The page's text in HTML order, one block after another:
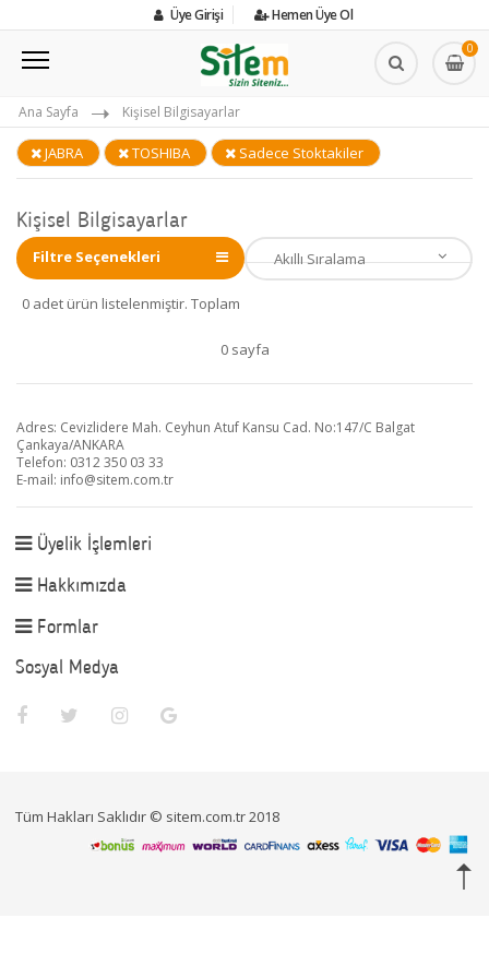
Üye Girişi Hemen Üye Ol
0
Ana Sayfa Kişisel Bilgisayarlar
JABRA TOSHIBA Sadece Stoktakiler
Kişisel Bilgisayarlar
Filtre Seçenekleri
0 adet ürün listelenmiştir. Toplam
0 sayfa
Adres: Cevizlidere Mah. Ceyhun Atuf Kansu Cad. No:147/C Balgat
Çankaya/ANKARA
Telefon: 0312 350 03 33
E-mail: info@sitem.com.tr
Üyelik İşlemleri
Hakkımızda
Formlar
Sosyal Medya
Tüm Hakları Saklıdır © sitem.com.tr 2018